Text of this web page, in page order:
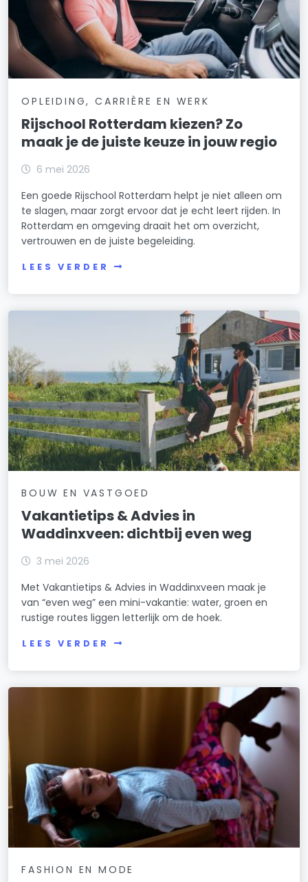
OPLEIDING, CARRIÈRE EN WERK
Rijschool Rotterdam kiezen? Zo
maak je de juiste keuze in jouw regio
6 mei 2026
Een goede Rijschool Rotterdam helpt je niet alleen om
te slagen, maar zorgt ervoor dat je echt leert rijden. In
Rotterdam en omgeving draait het om overzicht,
vertrouwen en de juiste begeleiding.
LEES VERDER
BOUW EN VASTGOED
Vakantietips & Advies in
Waddinxveen: dichtbij even weg
3 mei 2026
Met Vakantietips & Advies in Waddinxveen maak je
van “even weg” een mini-vakantie: water, groen en
rustige routes liggen letterlijk om de hoek.
LEES VERDER
FASHION EN MODE